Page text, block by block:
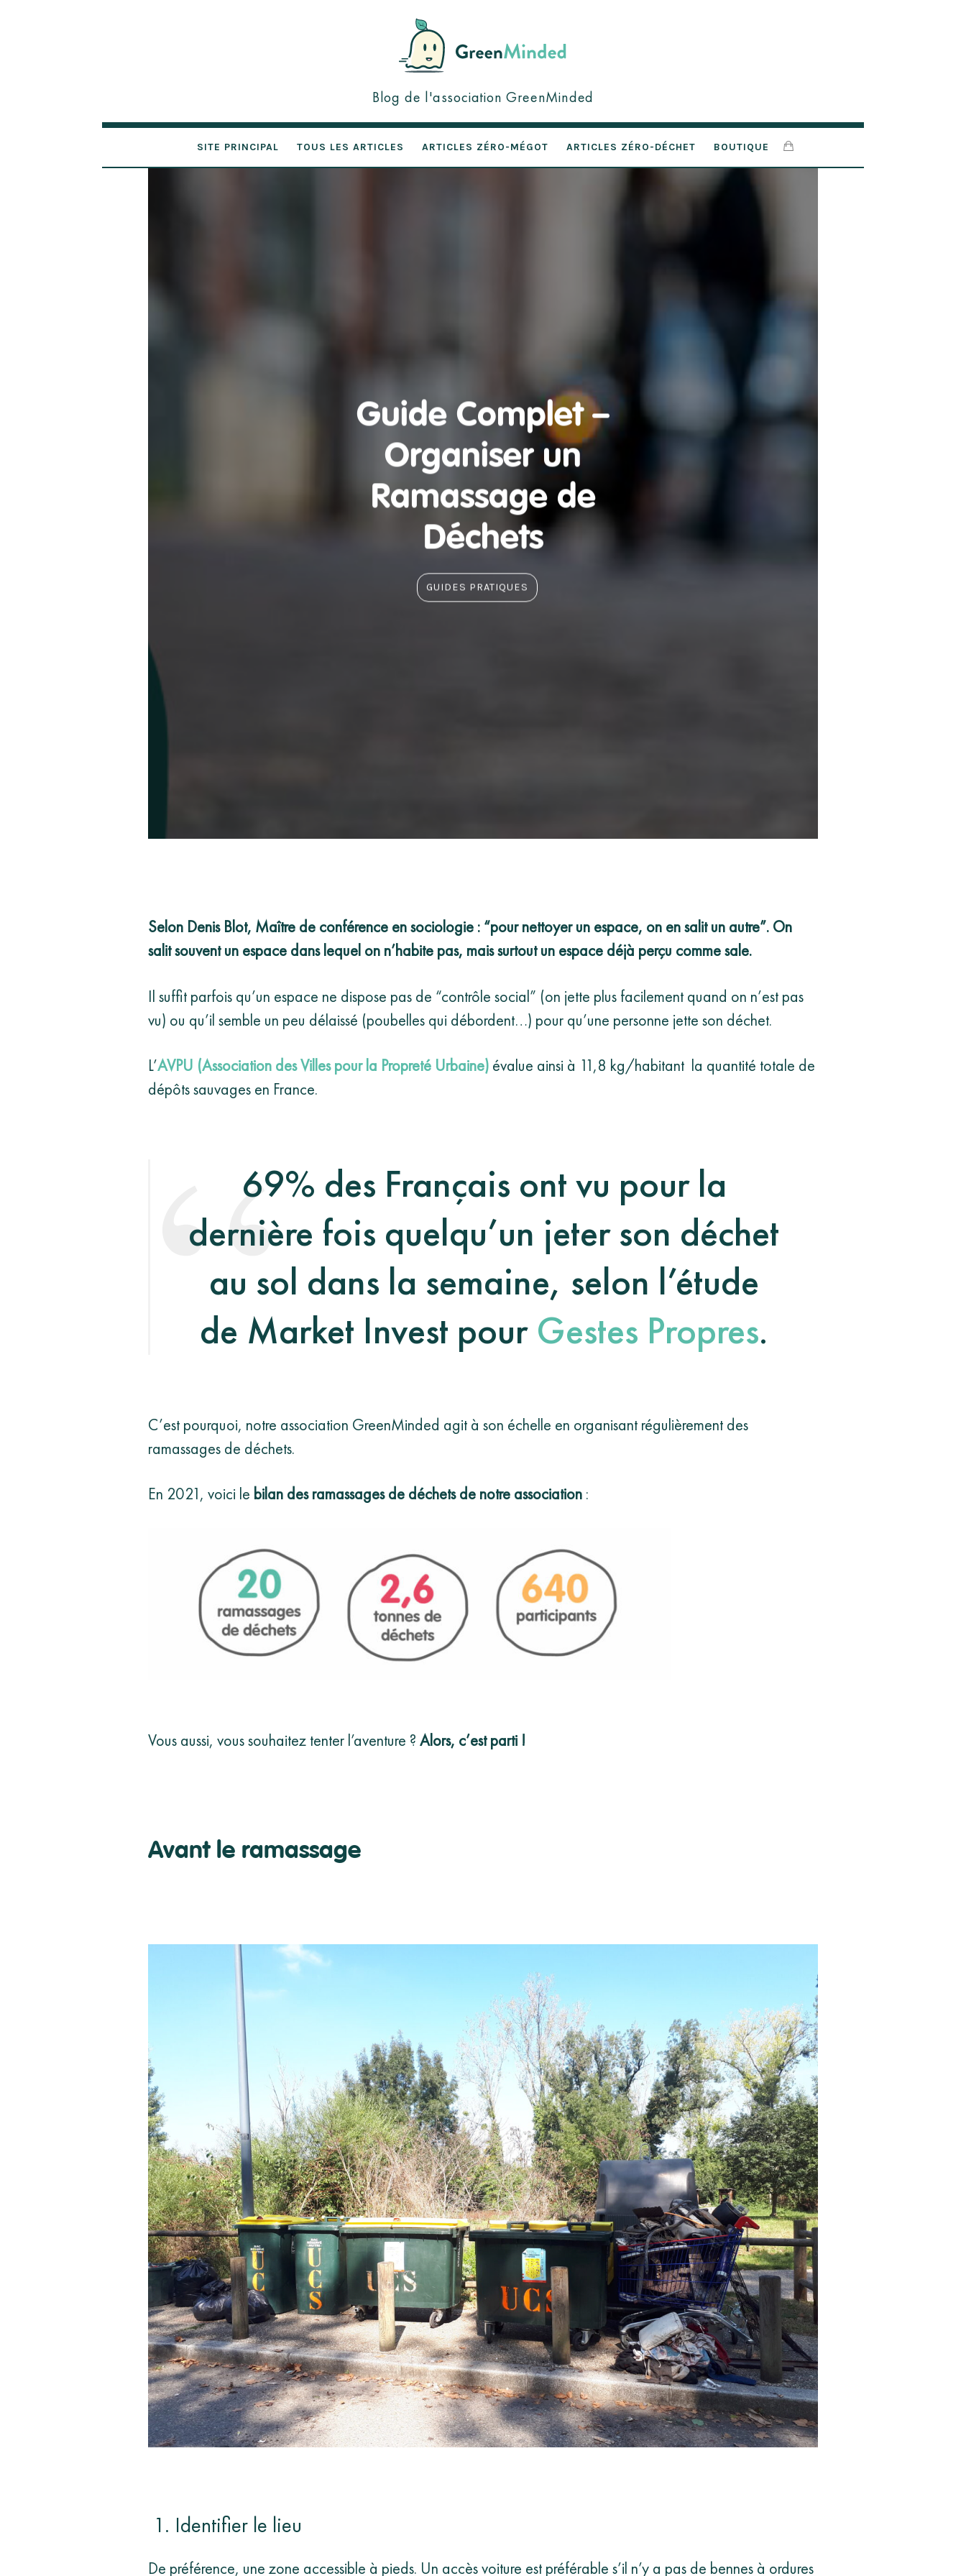
GreenMinded
Blog de l'association GreenMinded
SITE PRINCIPAL TOUS LES ARTICLES ARTICLES ZÉRO-MÉGOT ARTICLES ZÉRO-DÉCHET BOUTIQUE
Guide Complet –
Organiser un
Ramassage de
Déchets
GUIDES PRATIQUES
Selon Denis Blot, Maître de conférence en sociologie : “pour nettoyer un espace, on en salit un autre”. On
salit souvent un espace dans lequel on n’habite pas, mais surtout un espace déjà perçu comme sale.
Il suffit parfois qu’un espace ne dispose pas de “contrôle social” (on jette plus facilement quand on n’est pas
vu) ou qu’il semble un peu délaissé (poubelles qui débordent…) pour qu’une personne jette son déchet.
L’AVPU (AssociationdesVilles pourla Propreté Urbaine)évalue ainsi à 11,8 kg/habitant la quantité totale de
dépôts sauvages en France.
69% des Français ont vu pour la
dernière fois quelqu’un jeter son déchet
au sol dans la semaine, selon l’étude
de Market Invest pour Gestes Propres.
C’est pourquoi, notre association GreenMinded agit à son échelle en organisant régulièrement des
ramassages de déchets.
En 2021, voici le bilan des ramassages de déchets de notre association:
Vous aussi, vous souhaitez tenter l’aventure ? Alors, c’est parti !
Avant le ramassage
1. Identifier le lieu
De préférence, une zone accessible à pieds. Un accès voiture est préférable s’il n’y a pas de bennes à ordures